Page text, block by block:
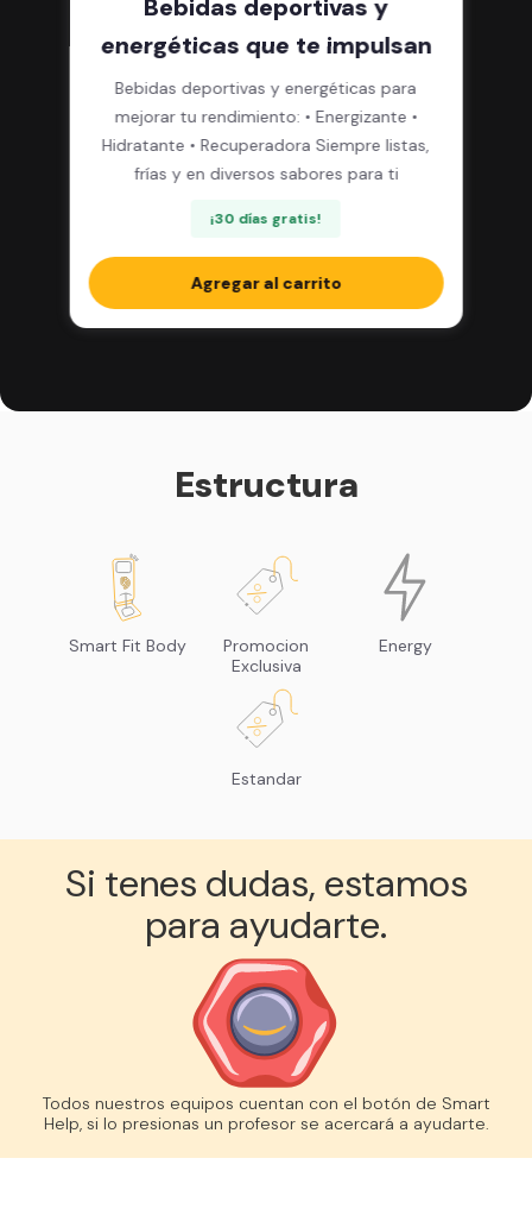
Bebidas deportivas y
energéticas que te impulsan
Bebidas deportivas y energéticas para
mejorar tu rendimiento: • Energizante •
Hidratante • Recuperadora Siempre listas,
frías y en diversos sabores para ti
¡30 días gratis!
Agregar al carrito
Estructura
Smart Fit Body
Promocion
Exclusiva
Energy
Estandar
Si tenes dudas, estamos
para ayudarte.
Todos nuestros equipos cuentan con el botón de Smart
Help, si lo presionas un profesor se acercará a ayudarte.